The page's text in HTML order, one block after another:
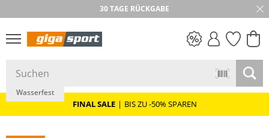
30 TAGE RÜCKGABE
PREIS & WERT
FINAL SALE | BIS ZU -50% SPAREN
GORE-TEX
Wasserfest